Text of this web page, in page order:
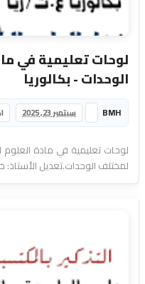
لوحات تعليمية في
الوحدات - بكالوريا
BMH سبتمبر 23, 2025
لمختلف الوحدات.تعديل الأستاذ: